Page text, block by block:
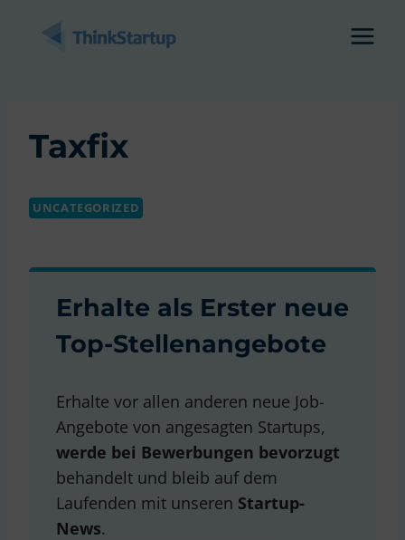
Taxfix
UNCATEGORIZED
Erhalte als Erster neue
Top-Stellenangebote
Erhalte vor allen anderen neue Job-
Angebote von angesagten Startups,
werde bei Bewerbungen bevorzugt
behandelt und bleib auf dem
Laufenden mit unseren Startup-
News.